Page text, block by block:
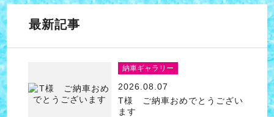
最新記事
納車ギャラリー
2026.08.07
T様 ご納車おめでとうござい
ます